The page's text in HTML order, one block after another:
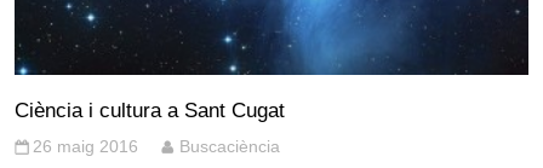
Ciència i cultura a Sant Cugat
26 maig 2016 Buscaciència